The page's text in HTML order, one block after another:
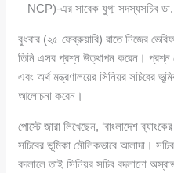
– NCP)-এর সাবেক যুগ্ম সদস্যসচিব ডা.
বুধবার (২৫ ফেব্রুয়ারি) রাতে নিজের
তিনি এসব প্রশ্ন উত্থাপন করেন। প্রশ্ন
এবং অর্থ মন্ত্রণালয়ের সিনিয়র সচিবের
আলোচনা করেন।
পোস্টে জারা লিখেছেন, ‘বাংলাদেশ
সচিবের ভূমিকা মৌলিকভাবে আলাদা।
বদলালে তাই সিনিয়র সচিব বদলানো